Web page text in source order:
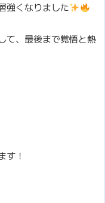
強くなりました
て、最後まで覚悟と熱
す！